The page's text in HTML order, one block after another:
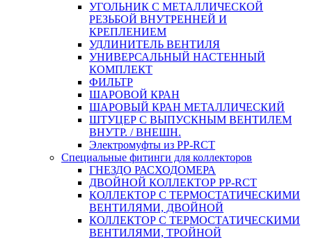
УГОЛЬНИК С МЕТАЛЛИЧЕСКОЙ
РЕЗЬБОЙ ВНУТРЕННЕЙ И
КРЕПЛЕНИЕМ
УДЛИНИТЕЛЬ ВЕНТИЛЯ
УНИВЕРСАЛЬНЫЙ НАСТЕННЫЙ
КОМПЛЕКТ
ФИЛЬТР
ШАРОВОЙ КРАН
ШАРОВЫЙ КРАН МЕТАЛЛИЧЕСКИЙ
ШТУЦЕР С ВЫПУСКНЫМ ВЕНТИЛЕМ
ВНУТР. / ВНЕШН.
Электромуфты из PP-RCT
Специальные фитинги для коллекторов
ГНЕЗДО РАСХОДОМЕРА
ДВОЙНОЙ КОЛЛЕКТОР PP-RCT
КОЛЛЕКТОР С ТЕРМОСТАТИЧЕСКИМИ
ВЕНТИЛЯМИ, ДВОЙНОЙ
КОЛЛЕКТОР С ТЕРМОСТАТИЧЕСКИМИ
ВЕНТИЛЯМИ, ТРОЙНОЙ